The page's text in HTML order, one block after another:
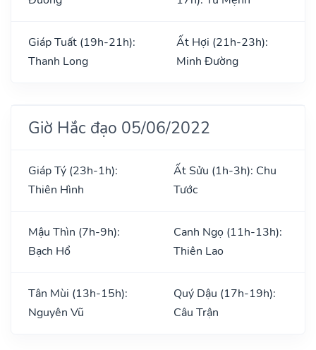
Giáp Tuất (19h-21h):
Thanh Long
Ất Hợi (21h-23h):
Minh Đường
Giờ Hắc đạo 05/06/2022
Giáp Tý (23h-1h):
Thiên Hình
Ất Sửu (1h-3h): Chu
Tước
Mậu Thìn (7h-9h):
Bạch Hổ
Canh Ngọ (11h-13h):
Thiên Lao
Tân Mùi (13h-15h):
Nguyên Vũ
Quý Dậu (17h-19h):
Câu Trận